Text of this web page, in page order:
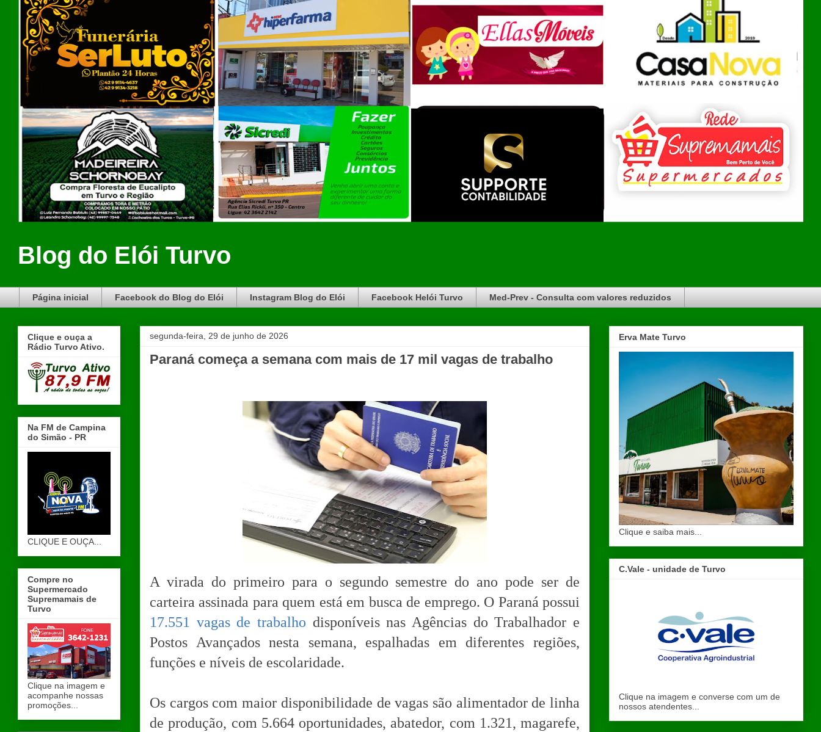
Blog do Elói Turvo
Página inicial Facebook do Blog do Elói Instagram Blog do Elói Facebook Helói Turvo Med-Prev - Consulta com valores reduzidos
segunda-feira, 29 de junho de 2026
Paraná começa a semana com mais de 17 mil vagas de trabalho
A virada do primeiro para o segundo semestre do ano pode ser de
carteira assinada para quem está em busca de emprego. O Paraná possui
17.551 vagas de trabalho disponíveis nas Agências do Trabalhador e
Postos Avançados nesta semana, espalhadas em diferentes regiões,
funções e níveis de escolaridade.
Os cargos com maior disponibilidade de vagas são alimentador de linha
de produção, com 5.664 oportunidades, abatedor, com 1.321, magarefe,
Clique e ouça a
Rádio Turvo Ativo.
Na FM de Campina
do Simão - PR
CLIQUE E OUÇA...
Compre no
Supermercado
Supremamais de
Turvo
Clique na imagem e
acompanhe nossas
promoções...
Erva Mate Turvo
Clique e saiba mais...
C.Vale - unidade de Turvo
Clique na imagem e converse com um de
nossos atendentes...